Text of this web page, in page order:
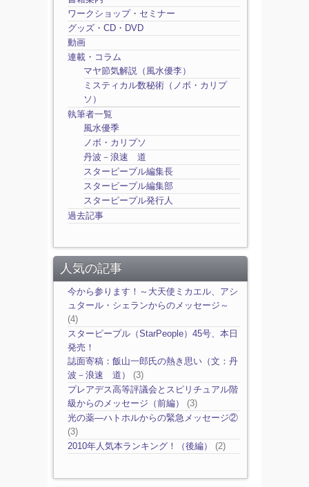
ワークショップ・セミナー
グッズ・CD・DVD
動画
連載・コラム
マヤ節気解説（風水優李）
ミスティカル数秘術（ノボ・カリプ
ソ）
執筆者一覧
風水優季
ノボ・カリプソ
丹波－浪速 道
スターピープル編集長
スターピープル編集部
スターピープル発行人
過去記事
人気の記事
今から参ります！～大天使ミカエル、アシ
ュタール・シェランからのメッセージ～
(4)
スターピープル（StarPeople）45号、本日
発売！
誌面寄稿：飯山一郎氏の熱き思い（文：丹
波－浪速 道）
(3)
プレアデス高等評議会とスピリチュアル階
級からのメッセージ（前編）
(3)
光の薬―ハトホルからの緊急メッセージ②
(3)
2010年人気本ランキング！（後編）
(2)